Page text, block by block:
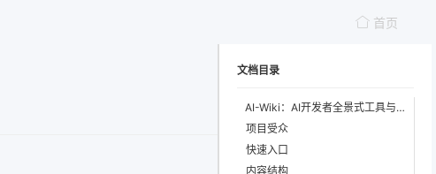
首页
文档目录
AI-Wiki：AI开发者全景式工具与资源导航
项目受众
快速入口
内容结构